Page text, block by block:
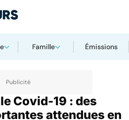
Famille Émissions
infectieuses
Covid-19 : des
attendues en